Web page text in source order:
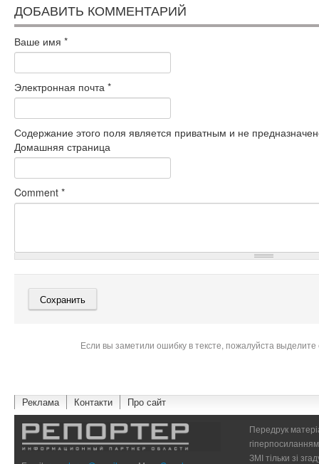
ДОБАВИТЬ КОММЕНТАРИЙ
Ваше имя *
Электронная почта *
Содержание этого поля является приватным и не
Домашняя страница
Comment *
Если вы заметили ошибку в тексте, пожалуйста
Реклама Контакти Про сайт
Передрук
ЗМІ тільки зі